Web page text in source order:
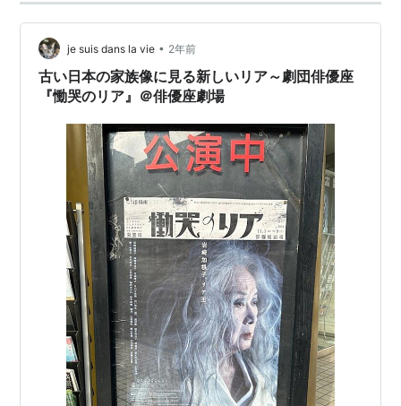
je suis dans la vie • 2年前
古い日本の家族像に見る新しいリア～劇団俳優座
『慟哭のリア』＠俳優座劇場